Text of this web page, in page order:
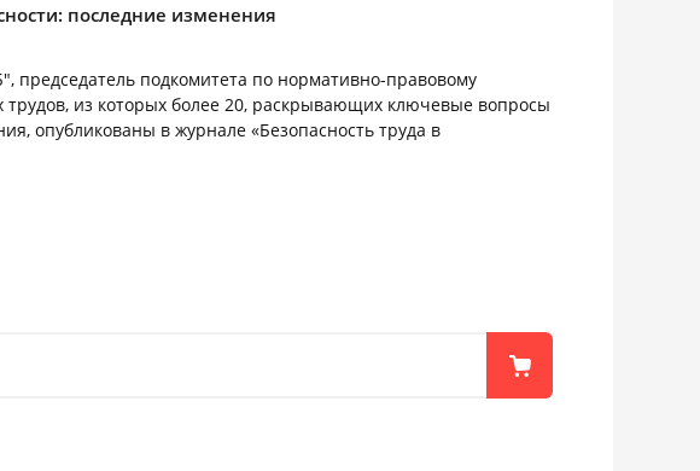
последние изменения
подкомитета по нормативно-правовому
из которых более 20, раскрывающих ключевые вопросы
опубликованы в журнале «Безопасность труда в